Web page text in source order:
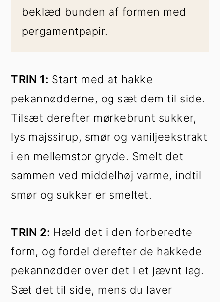
beklæd bunden af formen med
pergamentpapir.
TRIN 1: Start med at hakke
pekannødderne, og sæt dem til side.
Tilsæt derefter mørkebrunt sukker,
lys majssirup, smør og vaniljeekstrakt
i en mellemstor gryde. Smelt det
sammen ved middelhøj varme, indtil
smør og sukker er smeltet.
TRIN 2: Hæld det i den forberedte
form, og fordel derefter de hakkede
pekannødder over det i et jævnt lag.
Sæt det til side, mens du laver